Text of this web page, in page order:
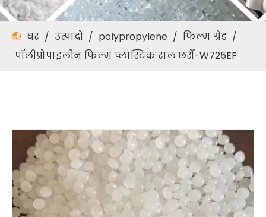
घर / उत्पादों / polypropylene / फिल्म ग्रेड /
पॉलीप्रोपाइलीन फिल्म प्लास्टिक राल छर्रों-W725EF